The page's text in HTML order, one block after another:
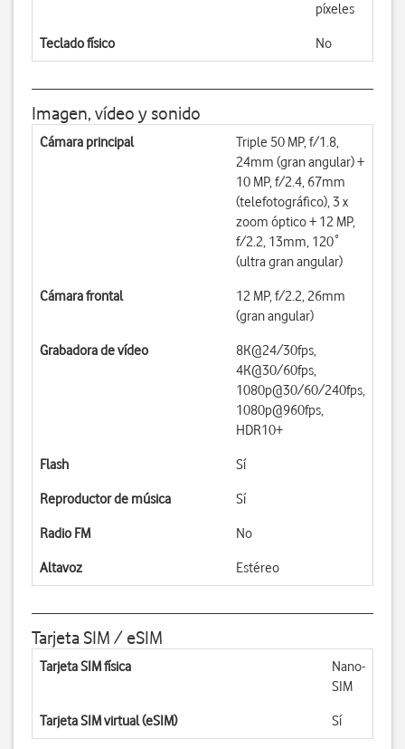
píxeles
Teclado físico No
Imagen, vídeo y sonido
Cámara principal
Triple 50 MP, f/1.8,
24mm (gran angular) +
10 MP, f/2.4, 67mm
(telefotográfico), 3 x
zoom óptico + 12 MP,
f/2.2, 13mm, 120˚
(ultra gran angular)
Cámara frontal
12 MP, f/2.2, 26mm
(gran angular)
Grabadora de vídeo
8K@24/30fps,
4K@30/60fps,
1080p@30/60/240fps,
1080p@960fps,
HDR10+
Flash Sí
Reproductor de música Sí
Radio FM No
Altavoz Estéreo
Tarjeta SIM / eSIM
Tarjeta SIM física
Nano-
SIM
Tarjeta SIM virtual (eSIM) Sí